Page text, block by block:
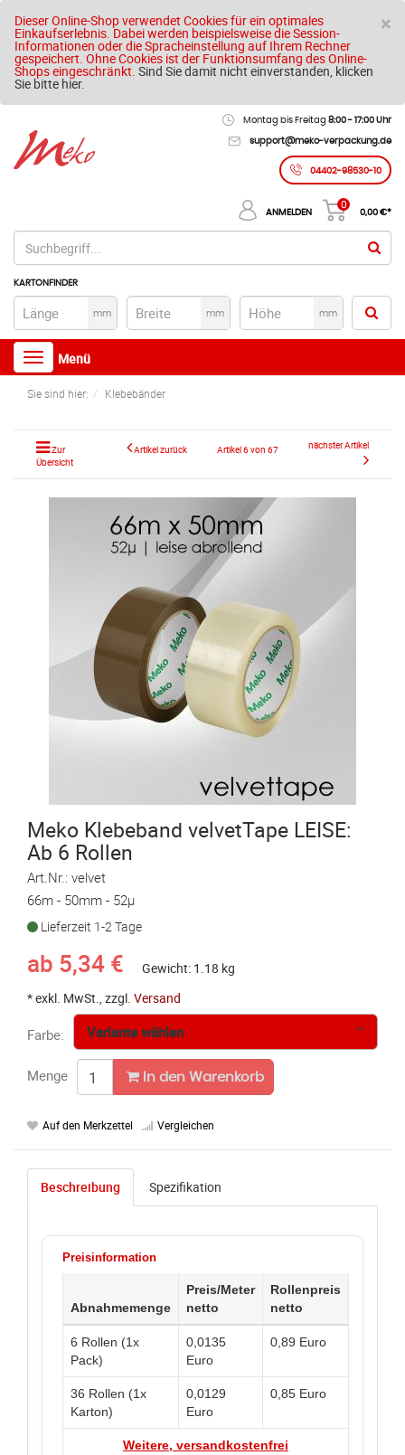
×
Dieser Online-Shop verwendet Cookies für ein optimales
Einkaufserlebnis. Dabei werden beispielsweise die Session-
Informationen oder die Spracheinstellung auf Ihrem Rechner
gespeichert. Ohne Cookies ist der Funktionsumfang des Online-
Shops eingeschränkt. Sind Sie damit nicht einverstanden, klicken
Sie bitte hier.
Montag bis Freitag 8:00 - 17:00 Uhr
support@meko-verpackung.de
04402-98530-10
KARTONFINDER
mm mm mm
ANMELDEN
0
0,00 €*
Toggle
navigation
Menü
Sie sind hier: Klebebänder
Zur
Übersicht
Artikel zurück Artikel 6 von 67 nächster Artikel
Meko Klebeband velvetTape LEISE:
Ab 6 Rollen
Art.Nr.: velvet
66m - 50mm - 52µ
Lieferzeit 1-2 Tage
Gewicht: 1.18 kg
ab 5,34 €
* exkl. MwSt., zzgl. Versand
Farbe: Variante wählen
Menge In den Warenkorb
Auf den Merkzettel Vergleichen
Beschreibung Spezifikation
Preisinformation
Abnahmemenge
Preis/Meter
netto
Rollenpreis
netto
6 Rollen (1x
Pack)
0,0135
Euro
0,89 Euro
36 Rollen (1x
Karton)
0,0129
Euro
0,85 Euro
Weitere, versandkostenfrei